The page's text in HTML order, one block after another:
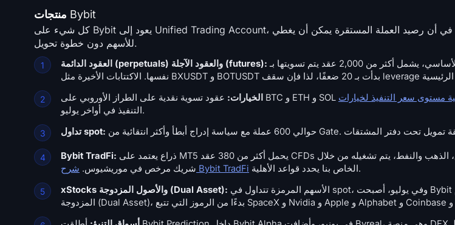
منتجات Bybit
كل شيء على Bybit يعود إلى Unified Trading Account، وهذا هو السبب في أن رصيد العملة المستقرة يمكن أن يغطي margin عقد perpetual
للأسهم دون خطوة تحويل.
العقود الدائمة (perpetuals) والعقود الآجلة (futures): العمل الأساسي، يشمل أكثر من 2,000 عقد يتم تسويتها بـ USDT أو USDC أو العملة الأساسية
الخيارات:
التنفيذ في أواخر يوليو.
تداول spot:
Bybit TradFi:
شريك مرخص في موريشيوس. شرح Bybit TradFi
الخاص بنا يحدد قواعد الأهلية.
xStocks والأصول المزدوجة (Dual Asset):